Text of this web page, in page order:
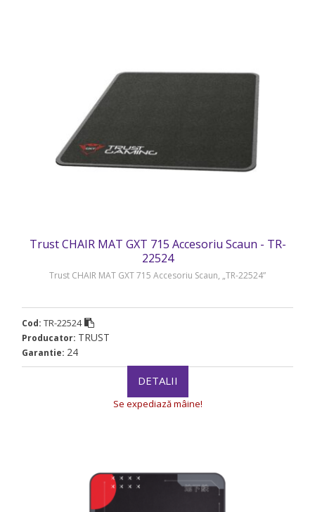
Trust CHAIR MAT GXT 715 Accesoriu Scaun - TR-
22524
Trust CHAIR MAT GXT 715 Accesoriu Scaun, „TR-22524”
Cod: TR-22524
Producator: TRUST
Garantie: 24
DETALII
Se expediază mâine!